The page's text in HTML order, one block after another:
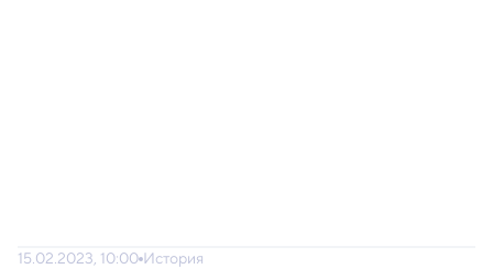
15.02.2023, 10:00 История